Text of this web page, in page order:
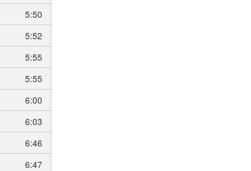
5:50
5:52
5:55
5:55
6:00
6:03
6:46
6:47